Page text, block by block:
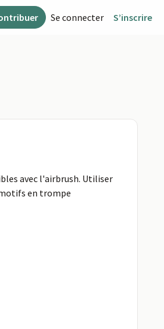
Se connecter S’inscrire
avec l'airbrush. Utiliser
en trompe